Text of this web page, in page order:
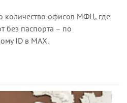
количество офисов МФЦ, где
без паспорта – по
ID в МАХ.